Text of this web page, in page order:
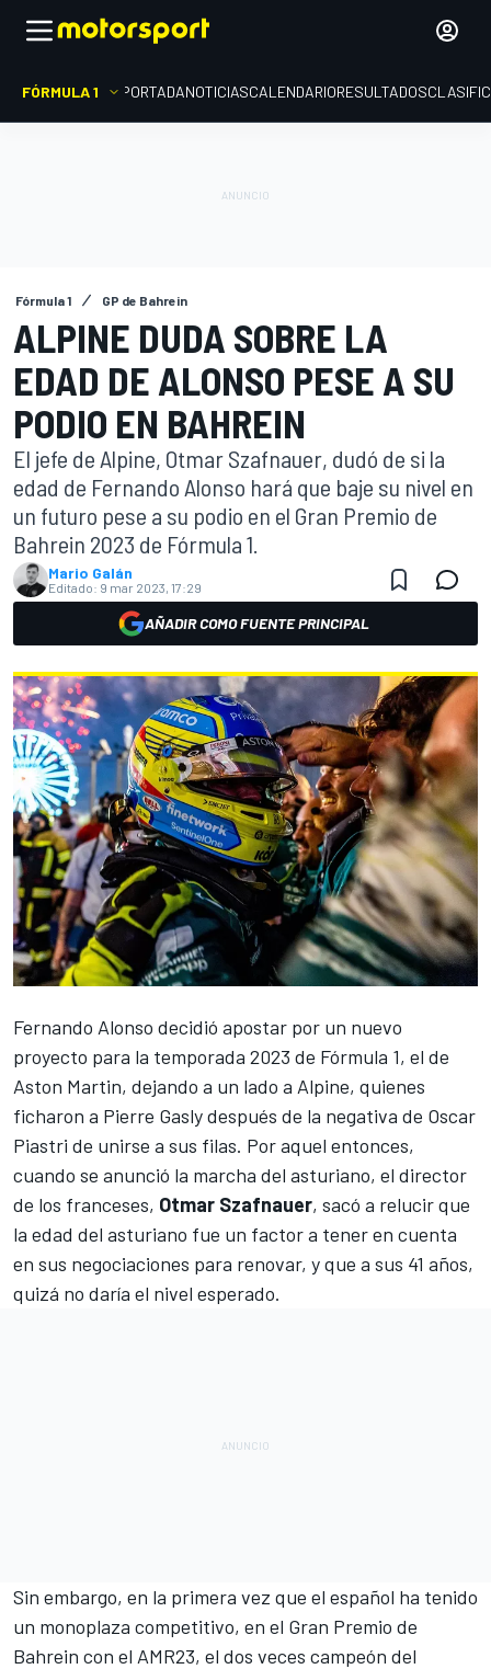
FÓRMULA 1 PORTADANOTICIASCALENDARIORESULTADOS
Fórmula 1 GP de Bahrein
ALPINE DUDA SOBRE LA
EDAD DE ALONSO PESE A SU
PODIO EN BAHREIN
El jefe de Alpine, Otmar Szafnauer, dudó de si la
edad de Fernando Alonso hará que baje su nivel en
un futuro pese a su podio en el Gran Premio de
Bahrein 2023 de Fórmula 1.
Mario Galán
Editado: 9 mar 2023, 17:29
AÑADIR COMO FUENTE PRINCIPAL
Fernando Alonso decidió apostar por un nuevo
proyecto para la temporada 2023 de Fórmula 1, el de
Aston Martin, dejando a un lado a Alpine, quienes
ficharon a Pierre Gaslydespués de la negativa de Oscar
Piastri de unirse a sus filas. Por aquel entonces,
cuando se anunció la marcha del asturiano, el director
de los franceses, Otmar Szafnauer, sacó a relucir que
la edad del asturiano fue un factor a tener en cuenta
en sus negociaciones para renovar, y que a sus 41 años,
quizá no daría el nivel esperado.
Sin embargo, en la primera vez que el español ha tenido
un monoplaza competitivo, en el Gran Premio de
Bahrein con el AMR23, el dos veces campeón del